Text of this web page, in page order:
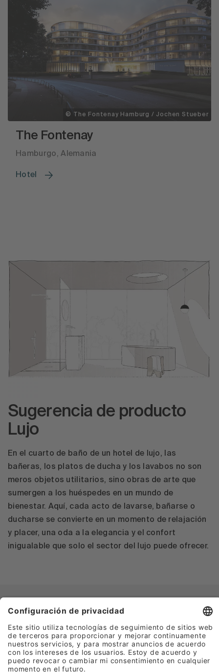
© The Fontenay Hamburg / Jochen Stueber
The Fontenay
Hamburgo, Alemania
Hotel
Sugerencia de producto
Lujo
En el cuarto de baño de un hotel de lujo, las
bañeras, los platos de ducha y los lavabos no son
meros objetos utilitarios, sino obras de arte que
sumergen a los huéspedes en un mundo de
bienestar. Aquí, cada acto de lavarse, bañarse o
ducharse se convierte en un momento de relajación
y placer, una oda a la elegancia y el confort
inigualable que solo el sector del lujo puede ofrecer.
Bañeras Platos de ducha
BetteLux Oval Silhouette &